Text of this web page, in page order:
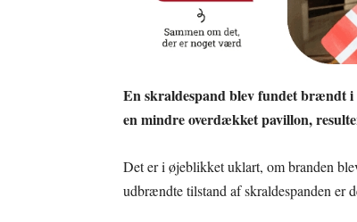
En skraldespand blev fundet brændt
en mindre overdækket pavillon,
Det er i øjeblikket uklart, om branden
udbrændte tilstand af skraldespanden er